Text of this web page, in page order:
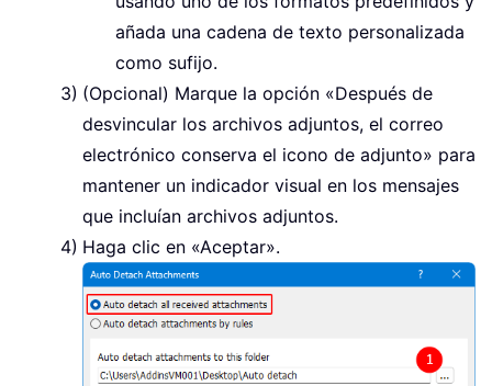
añada una cadena de texto personalizada
como sufijo.
(Opcional) Marque la opción «Después de
desvincular los archivos adjuntos, el correo
electrónico conserva el icono de adjunto» para
mantener un indicador visual en los mensajes
que incluían archivos adjuntos.
Haga clic en «Aceptar».